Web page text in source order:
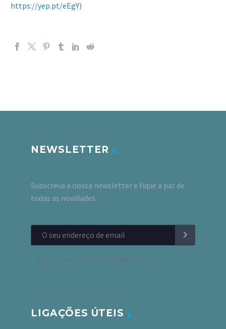
https://yep.pt/eEgY)
NEWSLETTER
Subscreva a nossa newsletter e fique a par de
todas as novidades:
*
LIGAÇÕES ÚTEIS